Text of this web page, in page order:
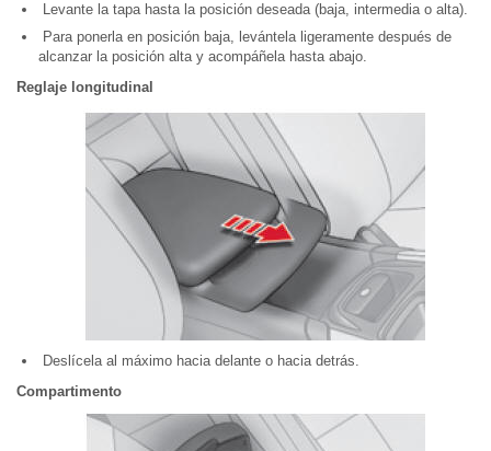
Levante la tapa hasta la posición deseada (baja, intermedia o alta).
Para ponerla en posición baja, levántela ligeramente después de
alcanzar la posición alta y acompáñela hasta abajo.
Reglaje longitudinal
Deslícela al máximo hacia delante o hacia detrás.
Compartimento